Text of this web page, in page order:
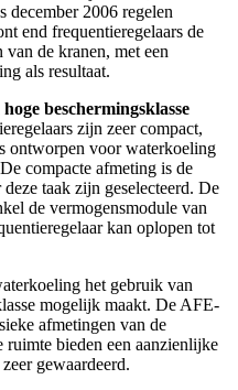
2006 regelen
end frequentieregelaars de
de kranen, met een
als resultaat.
beschermingsklasse
zijn zeer compact,
ontworpen voor waterkoeling
compacte afmeting is de
taak zijn geselecteerd. De
de vermogensmodule van
kan oplopen tot
het gebruik van
mogelijk maakt. De AFE-
afmetingen van de
bieden een aanzienlijke
gewaardeerd.